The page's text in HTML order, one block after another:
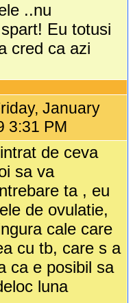
..nu
Eu totusi
cred ca azi
January
3:31 PM
de ceva
sa va
ta , eu
de ovulatie,
cale care
cu tb, care s a
ca e posibil sa
luna